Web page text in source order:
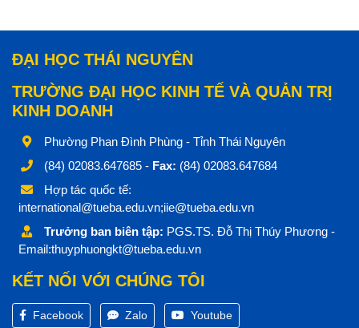
ĐẠI HỌC THÁI NGUYÊN
TRƯỜNG ĐẠI HỌC KINH TẾ VÀ QUẢN TRỊ
KINH DOANH
Phường Phan Đình Phùng - Tỉnh Thái Nguyên
(84) 02083.647685 - Fax: (84) 02083.647684
Hợp tác quốc tế:
international@tueba.edu.vn;iie@tueba.edu.vn
Trưởng ban biên tập: PGS.TS. Đỗ Thị Thúy Phương -
Email:thuyphuongkt@tueba.edu.vn
KẾT NỐI VỚI CHÚNG TÔI
Facebook Zalo Youtube